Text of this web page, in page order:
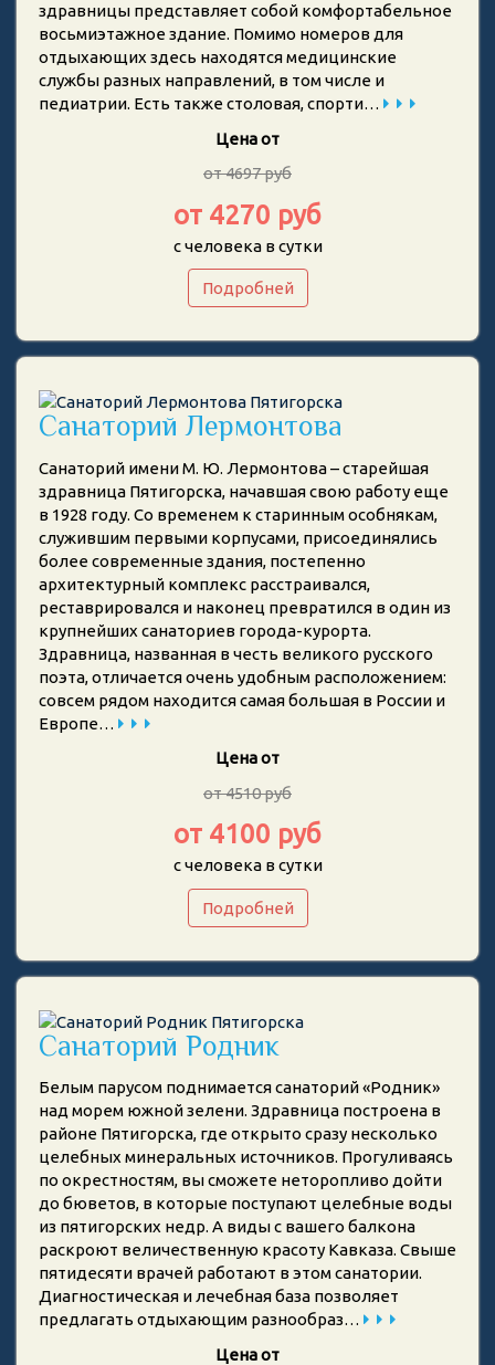
здравницы представляет собой комфортабельное
восьмиэтажное здание. Помимо номеров для
отдыхающих здесь находятся медицинские
службы разных направлений, в том числе и
педиатрии. Есть также столовая, спорти…
Цена от
от 4697 руб
от 4270 руб
с человека в сутки
Подробней
Санаторий Лермонтова
Санаторий имени М. Ю. Лермонтова – старейшая
здравница Пятигорска, начавшая свою работу еще
в 1928 году. Со временем к старинным особнякам,
служившим первыми корпусами, присоединялись
более современные здания, постепенно
архитектурный комплекс расстраивался,
реставрировался и наконец превратился в один из
крупнейших санаториев города-курорта.
Здравница, названная в честь великого русского
поэта, отличается очень удобным расположением:
совсем рядом находится самая большая в России и
Европе…
Цена от
от 4510 руб
от 4100 руб
с человека в сутки
Подробней
Санаторий Родник
Белым парусом поднимается санаторий «Родник»
над морем южной зелени. Здравница построена в
районе Пятигорска, где открыто сразу несколько
целебных минеральных источников. Прогуливаясь
по окрестностям, вы сможете неторопливо дойти
до бюветов, в которые поступают целебные воды
из пятигорских недр. А виды с вашего балкона
раскроют величественную красоту Кавказа. Свыше
пятидесяти врачей работают в этом санатории.
Диагностическая и лечебная база позволяет
предлагать отдыхающим разнообраз…
Цена от